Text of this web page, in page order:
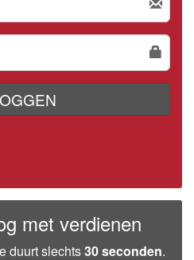
Start vandaag nog met verdienen
duurt slechts30 seconden.